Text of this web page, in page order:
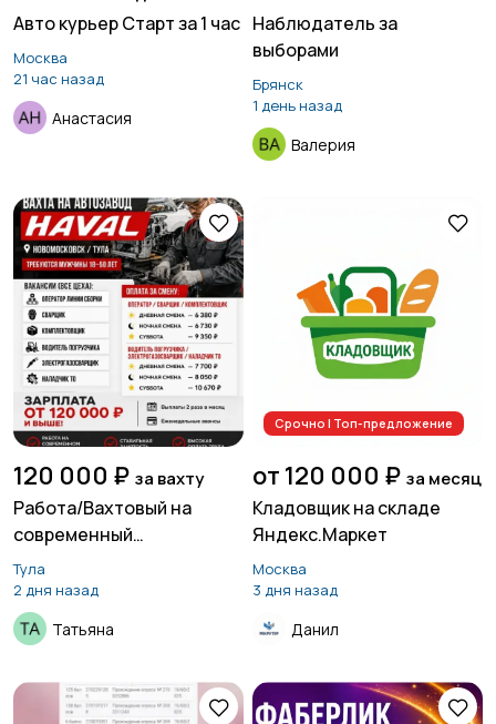
Авто курьер Старт за 1 час
Москва
21 час назад
Анастасия
Наблюдатель за
выборами
Брянск
1 день назад
Валерия
120 000 ₽ за вахту
Работа/Вахтовый на
современный
автомобильный завод
Тула
2 дня назад
Татьяна
Срочно | Топ-предложение
от 120 000 ₽ за месяц
Кладовщик на складе
Яндекс.Маркет
Москва
3 дня назад
Данил